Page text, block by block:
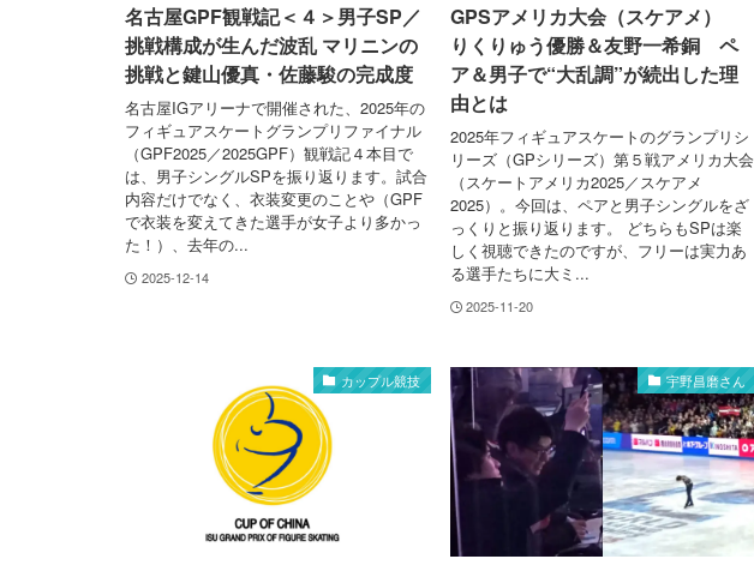
名古屋GPF観戦記＜４＞男子SP／
挑戦構成が生んだ波乱 マリニンの
挑戦と鍵山優真・佐藤駿の完成度
名古屋IGアリーナで開催された、2025年の
フィギュアスケートグランプリファイナル
（GPF2025／2025GPF）観戦記４本目で
は、男子シングルSPを振り返ります。試合
内容だけでなく、衣装変更のことや（GPF
で衣装を変えてきた選手が女子より多かっ
た！）、去年の...
2025-12-14
GPSアメリカ大会（スケアメ）
りくりゅう優勝＆友野一希銅 ペ
ア＆男子で“大乱調”が続出した理
由とは
2025年フィギュアスケートのグランプリシ
リーズ（GPシリーズ）第５戦アメリカ大会
（スケートアメリカ2025／スケアメ
2025）。今回は、ペアと男子シングルをざ
っくりと振り返ります。 どちらもSPは楽
しく視聴できたのですが、フリーは実力あ
る選手たちに大ミ...
2025-11-20
カップル競技 宇野昌磨さん